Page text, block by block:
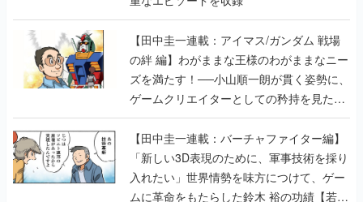
【田中圭一連載：アイマス/ガンダム 戦場
の絆 編】わがままな王様のわがままなニー
ズを満たす！──小山順一朗が貫く姿勢に、
ゲームクリエイターとしての矜持を見た
【若ゲのいたり最終回】
【田中圭一連載：バーチャファイター編】
「新しい3D表現のために、軍事技術を採り
入れたい」世界情勢を味方につけて、ゲー
ムに革命をもたらした鈴木 裕の功績【若ゲ